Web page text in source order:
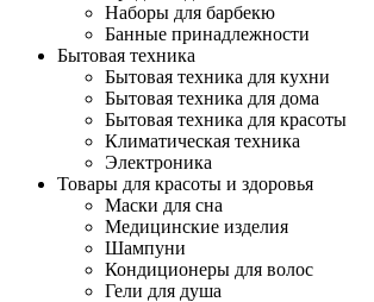
Наборы для барбекю
Банные принадлежности
Бытовая техника
Бытовая техника для кухни
Бытовая техника для дома
Бытовая техника для красоты
Климатическая техника
Электроника
Товары для красоты и здоровья
Маски для сна
Медицинские изделия
Шампуни
Кондиционеры для волос
Гели для душа